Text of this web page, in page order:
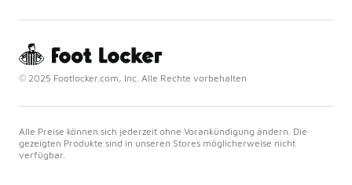
© 2025 Footlocker.com, Inc. Alle Rechte vorbehalten
Alle Preise können sich jederzeit ohne Vorankündigung ändern. Die
gezeigten Produkte sind in unseren Stores möglicherweise nicht
verfügbar.